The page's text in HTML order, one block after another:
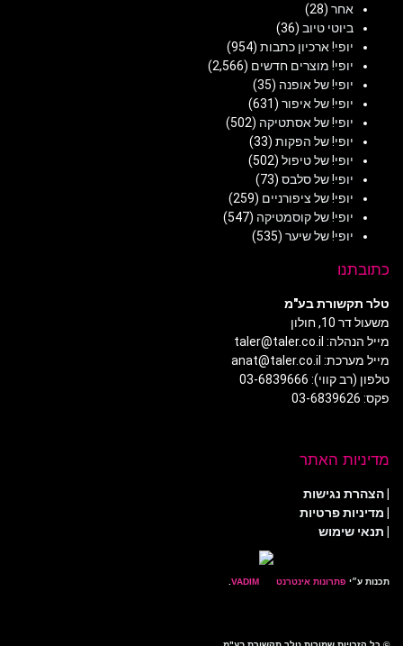
אחר (28)
ביוטי טיוב (36)
יופי! ארכיון כתבות (954)
יופי! מוצרים חדשים (2,566)
יופי! של אופנה (35)
יופי! של איפור (631)
יופי! של אסתטיקה (502)
יופי! של הפקות (33)
יופי! של טיפול (502)
יופי! של סלבס (73)
יופי! של ציפורניים (259)
יופי! של קוסמטיקה (547)
יופי! של שיער (535)
כתובתנו
טלר תקשורת בע"מ
משעול דר 10, חולון
מייל הנהלה: taler@taler.co.il
מייל מערכת: anat@taler.co.il
טלפון (רב קווי): 03-6839666
פקס: 03-6839626
מדיניות האתר
|הצהרת נגישות
| מדיניות פרטיות
| תנאי שימוש
תכנות ע״י פתרונות אינטרנט